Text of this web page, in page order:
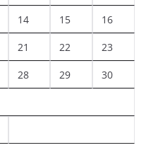
14 15 16
21 22 23
28 29 30